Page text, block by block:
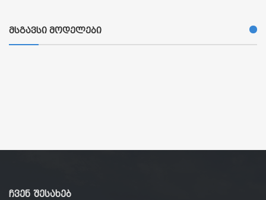
მსგავსი მოდელები
Ჩვენ Შესახებ